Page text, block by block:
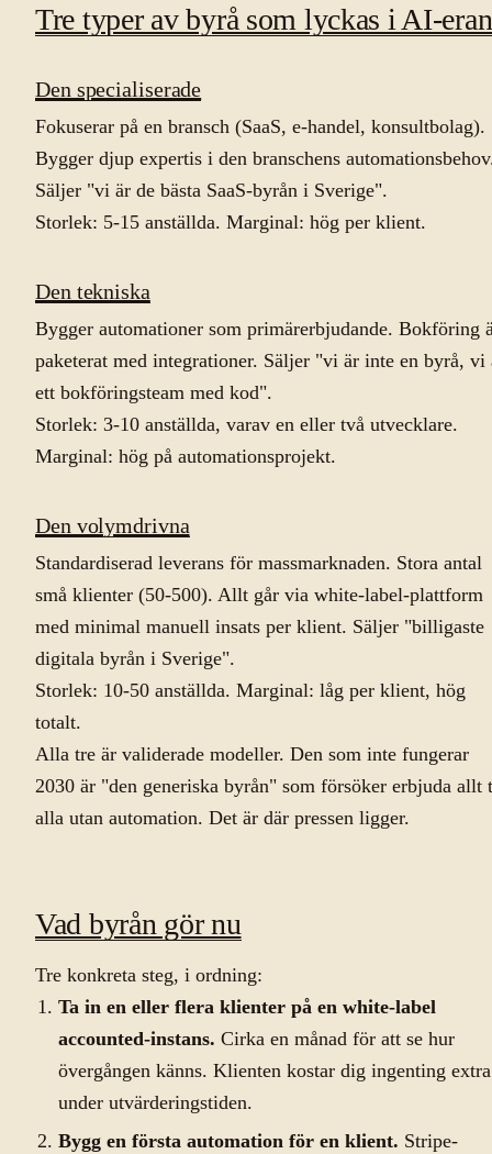
Tre typer av byrå som lyckas i AI-eran
Den specialiserade
Fokuserar på en bransch (SaaS, e-handel, konsultbolag).
Bygger djup expertis i den branschens
Säljer "vi är de bästa SaaS-byrån i Sverige".
Storlek: 5-15 anställda. Marginal: hög per klient.
Den tekniska
Bygger automationer som primärerbjudande. Bokföring
paketerat med integrationer. Säljer "vi är inte en byrå, vi
ett bokföringsteam med kod".
Storlek: 3-10 anställda, varav en eller två utvecklare.
Marginal: hög på automationsprojekt.
Den volymdrivna
Standardiserad leverans för massmarknaden. Stora antal
små klienter (50-500). Allt går via white-label-plattform
med minimal manuell insats per klient. Säljer "billigaste
digitala byrån i Sverige".
Storlek: 10-50 anställda. Marginal: låg per klient, hög
totalt.
Alla tre är validerade modeller. Den som inte fungerar
2030 är "den generiska byrån" som försöker erbjuda allt
alla utan automation. Det är där pressen ligger.
Vad byrån gör nu
Tre konkreta steg, i ordning:
Ta in en eller flera klienter på en white-label
accounted-instans. Cirka en månad för att se hur
övergången känns. Klienten kostar dig ingenting extra
under utvärderingstiden.
Bygg en första automation för en klient. Stripe-